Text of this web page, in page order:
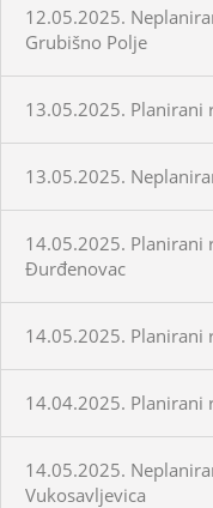
12.05.2025.
Grubišno Polje
13.05.2025. Planirani
13.05.2025.
14.05.2025. Planirani
Đurđenovac
14.05.2025. Planirani
14.04.2025. Planirani
14.05.2025.
Vukosavljevica